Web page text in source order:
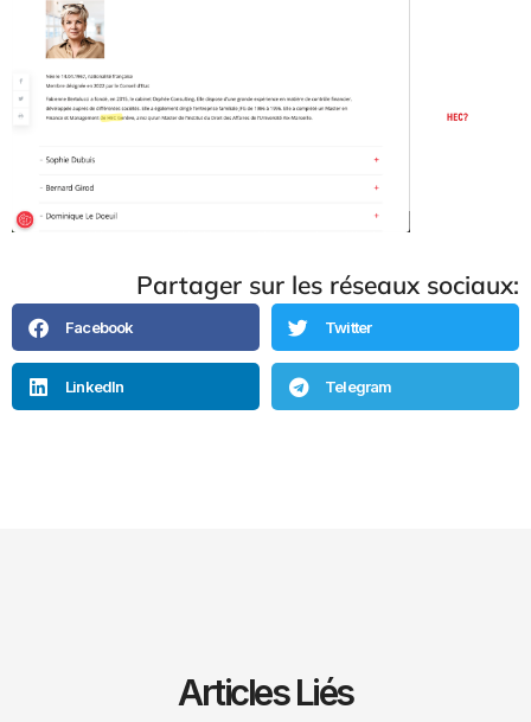
Partager sur les réseaux sociaux:
Facebook Twitter
LinkedIn Telegram
Articles Liés